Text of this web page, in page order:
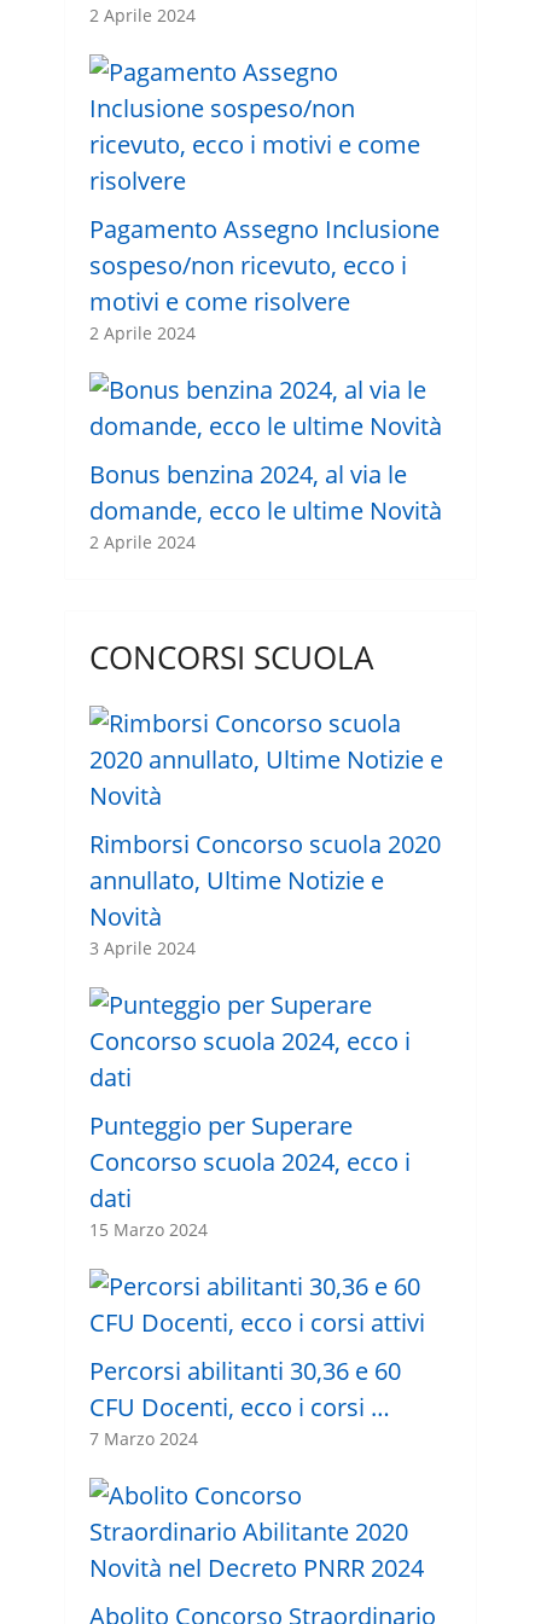
2 Aprile 2024
Pagamento Assegno Inclusione
sospeso/non ricevuto, ecco i
motivi e come risolvere
2 Aprile 2024
Bonus benzina 2024, al via le
domande, ecco le ultime Novità
2 Aprile 2024
CONCORSI SCUOLA
Rimborsi Concorso scuola 2020
annullato, Ultime Notizie e
Novità
3 Aprile 2024
Punteggio per Superare
Concorso scuola 2024, ecco i
dati
15 Marzo 2024
Percorsi abilitanti 30,36 e 60
CFU Docenti, ecco i corsi …
7 Marzo 2024
Abolito Concorso Straordinario